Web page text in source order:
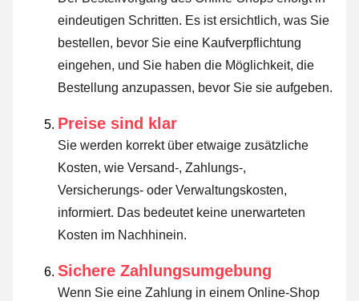
eindeutigen Schritten. Es ist ersichtlich, was Sie
bestellen, bevor Sie eine Kaufverpflichtung
eingehen, und Sie haben die Möglichkeit, die
Bestellung anzupassen, bevor Sie sie aufgeben.
Preise sind klar
Sie werden korrekt über etwaige zusätzliche
Kosten, wie Versand-, Zahlungs-,
Versicherungs- oder Verwaltungskosten,
informiert. Das bedeutet keine unerwarteten
Kosten im Nachhinein.
Sichere Zahlungsumgebung
Wenn Sie eine Zahlung in einem Online-Shop